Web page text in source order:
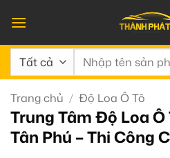
qua
nội
dung
Tìm
Trang chủ / Độ Loa Ô Tô
Trung Tâm Độ Loa
Tân Phú – Thi Công